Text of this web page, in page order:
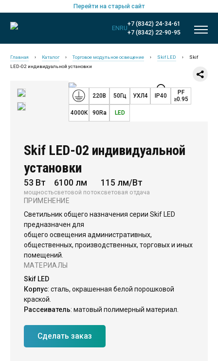
Перейти на старый сайт
ENRU
+7 (8342) 24-34-61
+7 (8342) 22-90-95
Новинки
Общественное освещение
Промышленное освещение
ЖКХ освещение
Торговое модульное освещение
Уличное освещение
Облучатели
Прожекторное освещение
Освещение информационных и классных досок
Главная › Каталог › Торговое модульное освещение › Skif LED ›
Skif
LED-02 индивидуальной установки
220В 50Гц УХЛ4 IP40
PF
≥0.95
4000K
90Ra LED
Skif LED-02 индивидуальной
установки
53 Вт
мощность
6100 лм
световой поток
115 лм/Вт
световая отдача
ПРИМЕНЕНИЕ
Светильник общего назначения серии Skif LED
предназначен для
общего освещения административных,
общественных, производственных, торговых и иных
помещений.
МАТЕРИАЛЫ
Skif LED
Корпус: сталь, окрашенная белой порошковой
краской.
Рассеиватель: матовый полимерный материал.
Сделать заказ